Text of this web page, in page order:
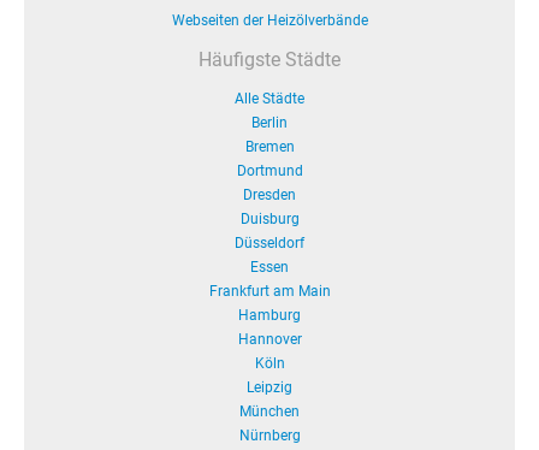
Webseiten der Heizölverbände
Häufigste Städte
Alle Städte
Berlin
Bremen
Dortmund
Dresden
Duisburg
Düsseldorf
Essen
Frankfurt am Main
Hamburg
Hannover
Köln
Leipzig
München
Nürnberg